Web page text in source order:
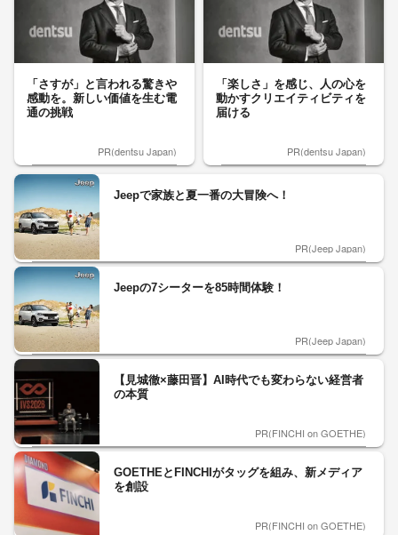
「さすが」と言われる驚きや
感動を。新しい価値を生む電
通の挑戦
PR(dentsu Japan)
「楽しさ」を感じ、人の心を
動かすクリエイティビティを
届ける
PR(dentsu Japan)
Jeepで家族と夏一番の大冒険へ！
PR(Jeep Japan)
Jeepの7シーターを85時間体験！
PR(Jeep Japan)
【見城徹×藤田晋】AI時代でも変わらない経営者
の本質
PR(FINCHI on GOETHE)
GOETHEとFINCHIがタッグを組み、新メディア
を創設
PR(FINCHI on GOETHE)